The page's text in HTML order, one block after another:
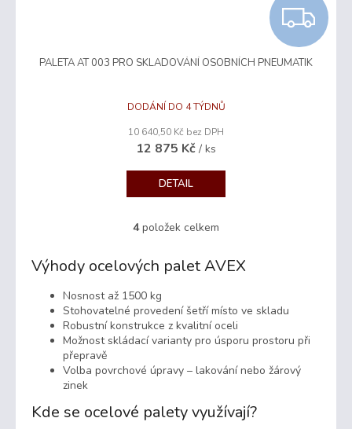
Z
D
PALETA AT 003 PRO SKLADOVÁNÍ OSOBNÍCH PNEUMATIK
DODÁNÍ DO 4 TÝDNŮ
10 640,50 Kč bez DPH
12 875 Kč / ks
DETAIL
O
l
a
c
í
r
v
y
4položek celkem
Výhody ocelových palet AVEX
Nosnost až 1500 kg
Stohovatelné provedení šetří místo ve skladu
Robustní konstrukce z kvalitní oceli
Možnost skládací varianty pro úsporu prostoru při
přepravě
Volba povrchové úpravy – lakování nebo žárový
zinek
Kde se ocelové palety využívají?